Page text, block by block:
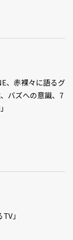
、赤裸々に語るグ
バズへの意識、7
」